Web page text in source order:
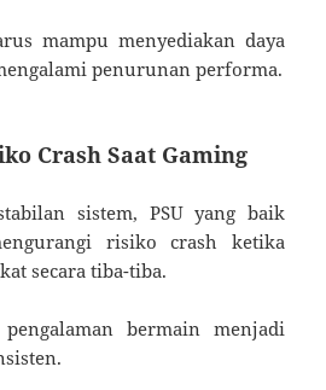
mampu menyediakan daya
penurunan performa.
Crash Saat Gaming
sistem, PSU yang baik
risiko crash ketika
secara tiba-tiba.
bermain menjadi